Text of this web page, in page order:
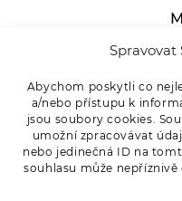
Spravovat
Abychom poskytli co
a/nebo přístupu k
jsou soubory cookies.
umožní zpracovávat
nebo jedinečná ID na
souhlasu může
E-SHOP –
reklamace